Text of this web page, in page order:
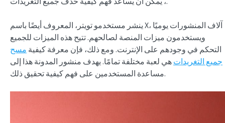
ينشر مستخدمو تويتر، المعروف أيضًا باسم X، آلاف المنشورات يوميًا
ويستخدمون ميزات المنصة لصالحهم. تتيح هذه الميزات للجميع
التحكم في وجودهم على الإنترنت. ومع ذلك، فإن معرفة كيفية مسح
جميع التغريدات هي لعبة مختلفة تمامًا. يهدف منشور المدونة هذا إلى
مساعدة المستخدمين على فهم كيفية تحقيق ذلك.